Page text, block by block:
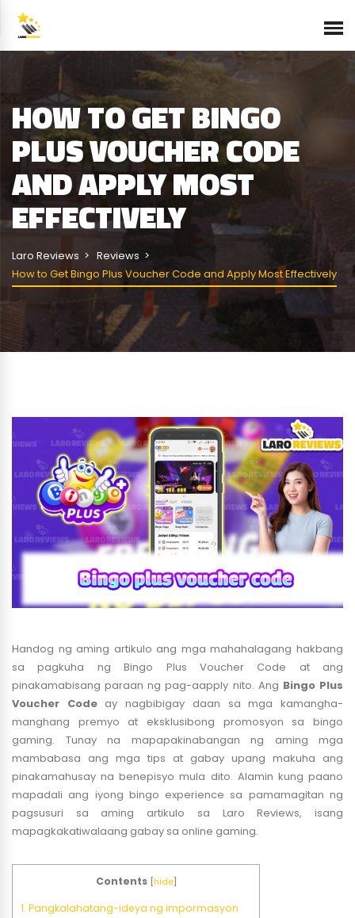
HOW TO GET BINGO
PLUS VOUCHER CODE
AND APPLY MOST
EFFECTIVELY
Laro Reviews
Reviews
How to Get Bingo Plus Voucher Code and Apply Most Effectively
Handog ng aming artikulo ang mga mahahalagang hakbang
sa pagkuha ng Bingo Plus Voucher Code at ang
pinakamabisang paraan ng pag-aapply nito. Ang Bingo Plus
Voucher Codeay nagbibigay daan sa mga kamangha-
manghang premyo at eksklusibong promosyon sa bingo
gaming. Tunay na mapapakinabangan ng aming mga
mambabasa ang mga tips at gabay upang makuha ang
pinakamahusay na benepisyo mula dito. Alamin kung paano
mapadali ang iyong bingo experience sa pamamagitan ng
pagsusuri sa aming artikulo sa Laro Reviews, isang
mapagkakatiwalaang gabay sa online gaming.
Contents [hide]
1. Pangkalahatang-ideya ng impormasyon